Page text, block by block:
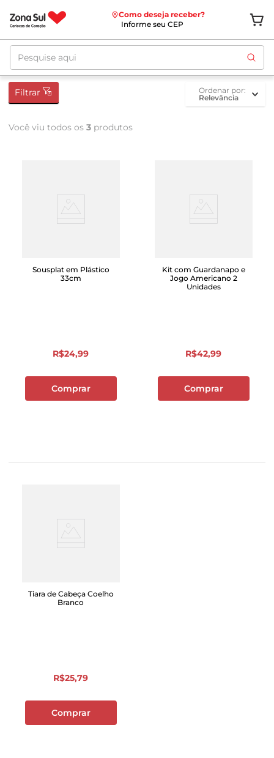
Como deseja receber?
Informe seu CEP
Pesquise aqui
Filtrar
ordenar por
Relevância
Você viu todos os 3 produtos
Sousplat em Plástico
33cm
R$24,99
Comprar
Kit com Guardanapo e
Jogo Americano 2
Unidades
R$42,99
Comprar
Tiara de Cabeça Coelho
Branco
R$25,79
Comprar